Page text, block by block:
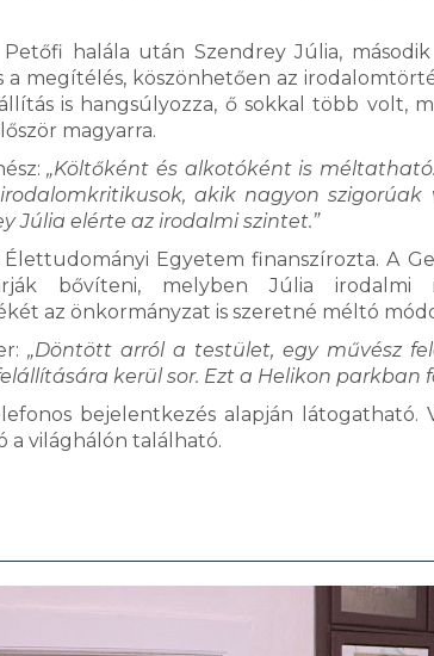
halála után Szendrey Júlia,
a megítélés, köszönhetően az
is hangsúlyozza, ő sokkal több volt,
magyarra.
„Költőként és alkotóként is
akik nagyon
Júlia elérte az irodalmi szintet.”
Egyetem finanszírozta. A
bővíteni, melyben Júlia irodalmi
az önkormányzat is szeretné méltó
„Döntött arról a testület, egy művész
kerül sor. Ezt a Helikon
bejelentkezés alapján látogatható.
a világhálón található.